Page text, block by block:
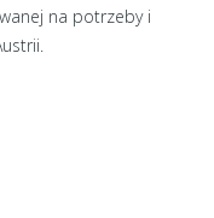
na potrzeby i